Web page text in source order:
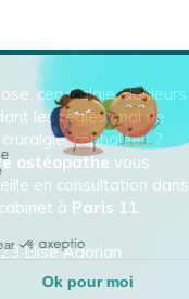
cervicalgie, douleurs
les règles, mal de
céphalées ?
ostéopathe vous
en consultation dans
à Paris 11.
Elise Adorian